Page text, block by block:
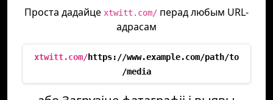
Проста дадайце xtwitt.com/ перад любым URL-
адрасам
xtwitt.com/https://www.example.com/path/to
/media